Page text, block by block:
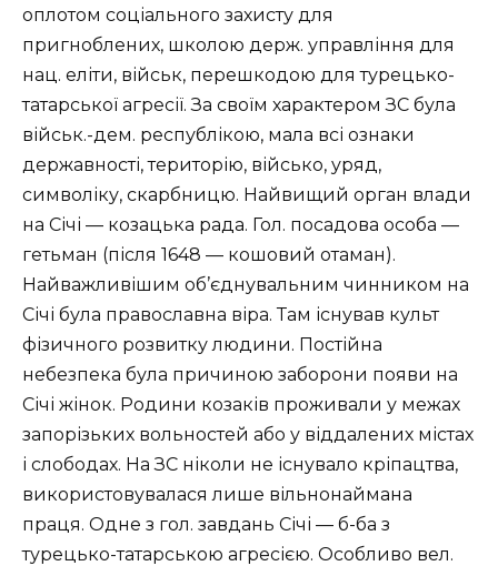
оплотом соціального захисту для
пригноблених, школою держ. управління для
нац. еліти, військ, перешкодою для турецько-
татарської агресії. За своїм характером ЗС була
військ.-дем. республікою, мала всі ознаки
державності, територію, військо, уряд,
символіку, скарбницю. Найвищий орган влади
на Січі — козацька рада. Гол. посадова особа —
гетьман (після 1648 — кошовий отаман).
Найважливішим об’єднувальним чинником на
Січі була православна віра. Там існував культ
фізичного розвитку людини. Постійна
небезпека була причиною заборони появи на
Січі жінок. Родини козаків проживали у межах
запорізьких вольностей або у віддалених містах
і слободах. На ЗС ніколи не існувало кріпацтва,
використовувалася лише вільнонаймана
праця. Одне з гол. завдань Січі — б-ба з
турецько-татарською агресією. Особливо вел.